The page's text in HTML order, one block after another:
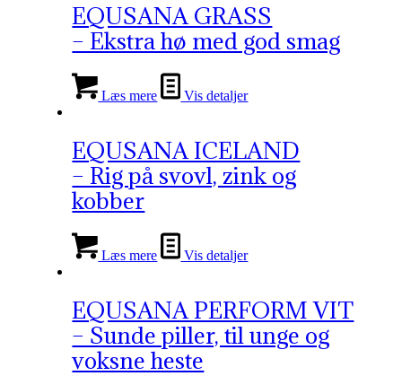
EQUSANA GRASS
– Ekstra hø med god smag
Læs mere Vis detaljer
EQUSANA ICELAND
– Rig på svovl, zink og
kobber
Læs mere Vis detaljer
EQUSANA PERFORM VIT
– Sunde piller, til unge og
voksne heste